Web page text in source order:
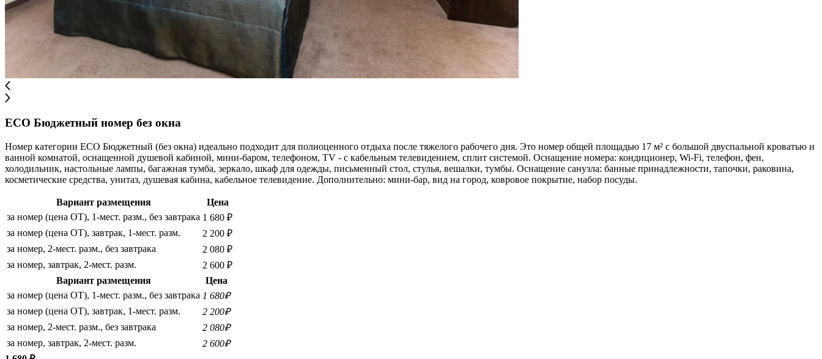
ECO Бюджетный номер без окна
Номер категории ECO Бюджетный (без окна) идеально подходит для полноценного отдыха после тяжелого рабочего дня. Это номер общей площадью 17 м² с большой двуспальной кроватью и
ванной комнатой, оснащенной душевой кабиной, мини-баром, телефоном, ТV - с кабельным телевидением, сплит системой. Оснащение номера: кондиционер, Wi-Fi, телефон, фен,
холодильник, настольные лампы, багажная тумба, зеркало, шкаф для одежды, письменный стол, стулья, вешалки, тумбы. Оснащение санузла: банные принадлежности, тапочки, раковина,
косметические средства, унитаз, душевая кабина, кабельное телевидение. Дополнительно: мини-бар, вид на город, ковровое покрытие, набор посуды.
Вариант размещения
Цена
за номер (цена ОТ), 1-мест. разм., без завтрака 1 680 ₽
за номер (цена ОТ), завтрак, 1-мест. разм.
2 200 ₽
за номер, 2-мест. разм., без завтрака
2 080 ₽
за номер, завтрак, 2-мест. разм.
2 600 ₽
Вариант размещения
Цена
за номер (цена ОТ), 1-мест. разм., без завтрака 1 680₽
за номер (цена ОТ), завтрак, 1-мест. разм.
2 200₽
за номер, 2-мест. разм., без завтрака
2 080₽
за номер, завтрак, 2-мест. разм.
2 600₽